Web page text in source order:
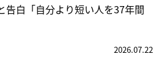
告白「自分より短い人を37年間
2026.07.22